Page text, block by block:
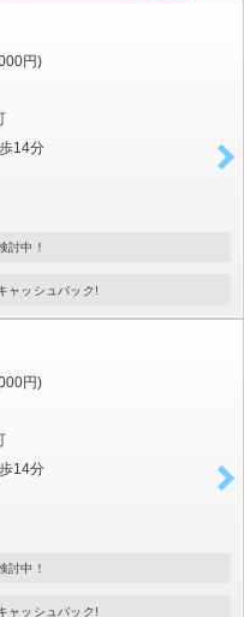
円)
14分
討中！
ャッシュバック!
円)
14分
討中！
ャッシュバック!